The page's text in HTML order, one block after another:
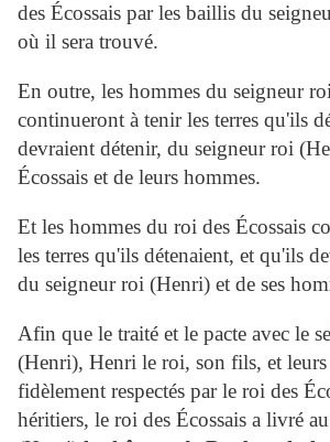
des Écossais par les baillis du
où il sera trouvé.
En outre, les hommes du seigneur
continueront à tenir les terres qu'ils
devraient détenir, du seigneur roi
Écossais et de leurs hommes.
Et les hommes du roi des Écossais
les terres qu'ils détenaient, et qu'ils
du seigneur roi (Henri) et de ses
Afin que le traité et le pacte avec le
(Henri), Henri le roi, son fils, et
fidèlement respectés par le roi des
héritiers, le roi des Écossais a livré